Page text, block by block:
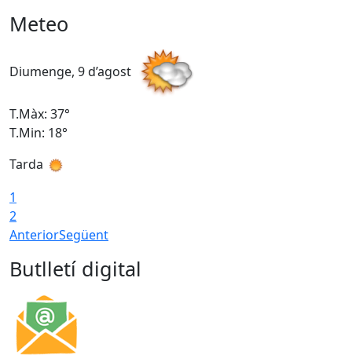
Meteo
Diumenge, 9 d’agost
T.Màx: 37°
T.Min: 18°
Tarda
1
2
AnteriorSegüent
Butlletí digital